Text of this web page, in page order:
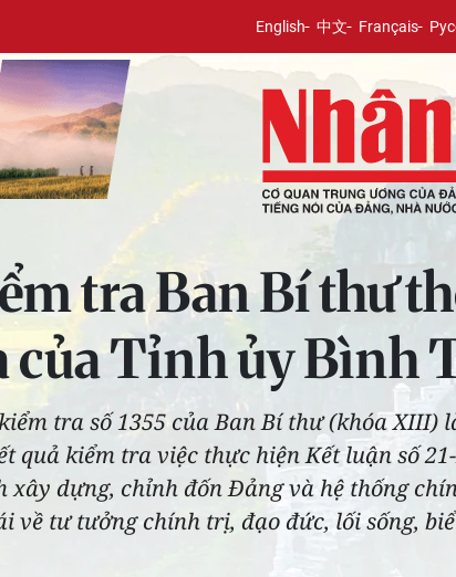
English 中文 Français
tra Ban Bí thư
của Tỉnh ủy Bình
tra số 1355 của Ban Bí thư (khóa
quả kiểm tra việc thực hiện Kết luận số
xây dựng, chỉnh đốn Đảng và hệ thống
về tư tưởng chính trị, đạo đức, lối sống,